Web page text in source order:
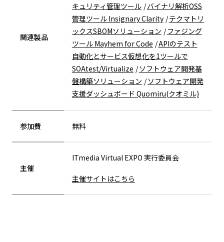
関連製品
キュリティ管理ツール
バイナリ解析OSS
管理ツール Insignary Clarity
テクマトリ
ックスSBOMソリューション
ファジング
ツール Mayhem for Code APIのテスト
自動化とサービス仮想化を1ツールで
SOAtest/Virtualize
ソフトウェア開発基
盤構築ソリューション
ソフトウェア開発
支援ダッシュボード Quomiru(クオミル)
参加費 無料
主催
ITmedia Virtual EXPO 実行委員会
主催サイトはこちら